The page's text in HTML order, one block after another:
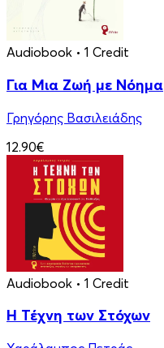
Audiobook • 1 Credit
Για Μια Ζωή με Νόημα
Γρηγόρης Βασιλειάδης
12.90€
Audiobook • 1 Credit
Η Τέχνη των Στόχων